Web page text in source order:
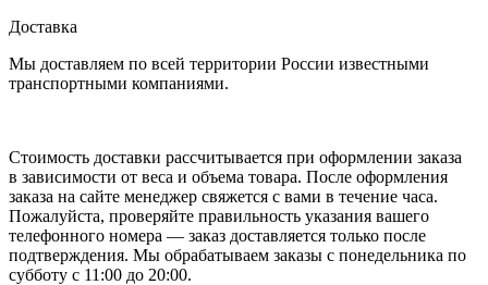
Доставка
Мы доставляем по всей территории России известными
транспортными компаниями.
Стоимость доставки рассчитывается при оформлении заказа
в зависимости от веса и объема товара. После оформления
заказа на сайте менеджер свяжется с вами в течение часа.
Пожалуйста, проверяйте правильность указания вашего
телефонного номера — заказ доставляется только после
подтверждения. Мы обрабатываем заказы с понедельника по
субботу с 11:00 до 20:00.